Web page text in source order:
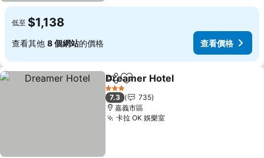
低至 $1,138
查看其他 8 個網站的價格 查看價格
分享 加入我的最愛
Dreamer Hotel
3 星級
7.3
735
嘉義市區
卡拉 OK 娛樂室